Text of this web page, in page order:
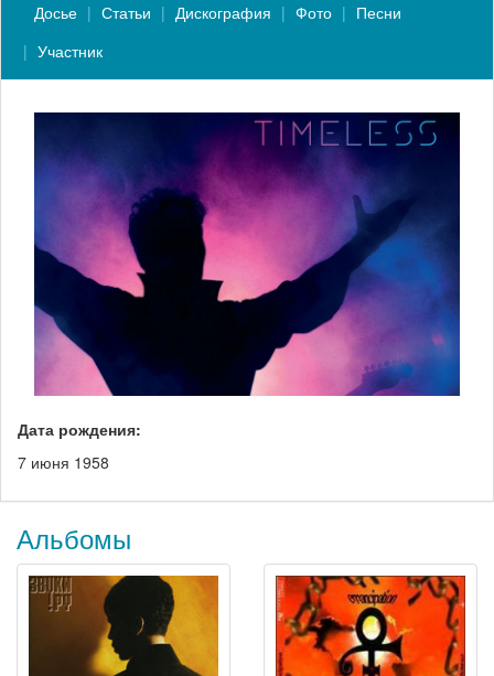
Досье Статьи Дискография Фото
Песни
Участник
Дата рождения:
7 июня 1958
Альбомы